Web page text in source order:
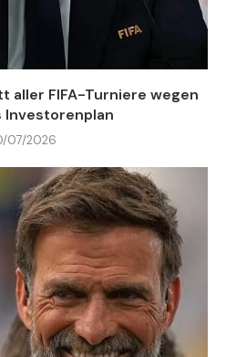
aller FIFA-Turniere wegen
Investorenplan
07/2026